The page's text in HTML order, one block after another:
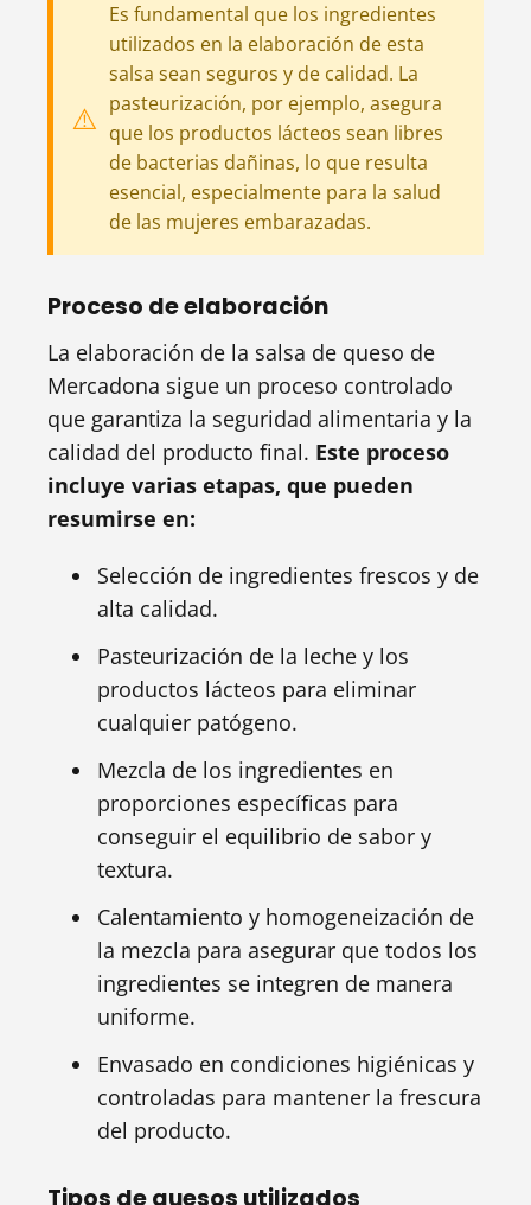
Es fundamental que los ingredientes
utilizados en la elaboración de esta
salsa sean seguros y de calidad. La
pasteurización, por ejemplo, asegura
que los productos lácteos sean libres
de bacterias dañinas, lo que resulta
esencial, especialmente para la salud
de las mujeres embarazadas.
Proceso de elaboración
La elaboración de la salsa de queso de
Mercadona sigue un proceso controlado
que garantiza la seguridad alimentaria y la
calidad del producto final. Este proceso
incluye varias etapas, que pueden
resumirse en:
Selección de ingredientes frescos y de
alta calidad.
Pasteurización de la leche y los
productos lácteos para eliminar
cualquier patógeno.
Mezcla de los ingredientes en
proporciones específicas para
conseguir el equilibrio de sabor y
textura.
Calentamiento y homogeneización de
la mezcla para asegurar que todos los
ingredientes se integren de manera
uniforme.
Envasado en condiciones higiénicas y
controladas para mantener la frescura
del producto.
Tipos de quesos utilizados